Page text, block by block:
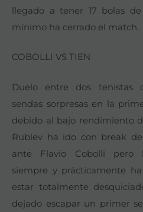
llegado a tener 17 bolas
mínimo ha cerrado el match.
COBOLLI VS TIEN
Duelo entre dos tenistas
sendas sorpresas en la
debido al bajo rendimiento
Rublev ha ido con break
ante Flavio Cobolli pero
siempre y prácticamente
estar totalmente
dejado escapar un primer